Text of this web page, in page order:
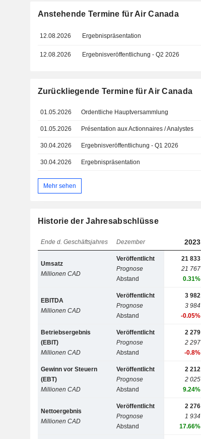
Anstehende Termine für Air Canada
12.08.2026 Ergebnispräsentation
12.08.2026 Ergebnisveröffentlichung - Q2 2026
Zurückliegende Termine für Air Canada
01.05.2026 Ordentliche Hauptversammlung
01.05.2026 Présentation aux Actionnaires / Analystes
30.04.2026 Ergebnisveröffentlichung - Q1 2026
30.04.2026 Ergebnispräsentation
Mehr sehen
Historie der Jahresabschlüsse
Ende d. Geschäftsjahres Dezember 2023
Umsatz
Millionen CAD
Veröffentlicht
Prognose
Abstand
21 833
21 767
0.31%
EBITDA
Millionen CAD
Veröffentlicht
Prognose
Abstand
3 982
3 984
-0.05%
Betriebsergebnis
(EBIT)
Millionen CAD
Veröffentlicht
Prognose
Abstand
2 279
2 297
-0.8%
Gewinn vor Steuern
(EBT)
Millionen CAD
Veröffentlicht
Prognose
Abstand
2 212
2 025
9.24%
Nettoergebnis
Millionen CAD
Veröffentlicht
Prognose
Abstand
2 276
1 934
17.66%